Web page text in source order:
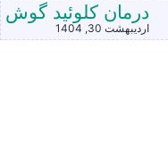
درمان کلوئید گوش
اردیبهشت 30, 1404